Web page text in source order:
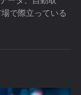
で際立っている